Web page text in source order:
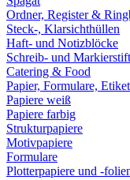
Ordner, Register &
Steck-, Klarsichthüllen
Haft- und Notizblöcke
Schreib- und
Catering & Food
Papier, Formulare,
Papiere weiß
Papiere farbig
Strukturpapiere
Motivpapiere
Formulare
Plotterpapiere und -